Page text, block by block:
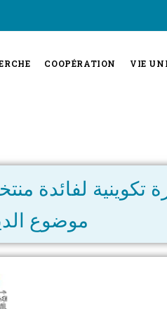
COOPÉRATION VIE
تكوينية لفائدة
موضوع